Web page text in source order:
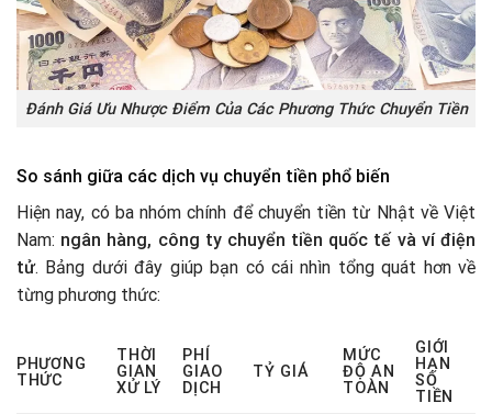
Đánh Giá Ưu Nhược Điểm Của Các Phương Thức Chuyển Tiền
So sánh giữa các dịch vụ chuyển tiền phổ biến
Hiện nay, có ba nhóm chính để chuyển tiền từ Nhật về Việt
Nam: ngân hàng, công ty chuyển tiền quốc tế và ví điện
tử. Bảng dưới đây giúp bạn có cái nhìn tổng quát hơn về
từng phương thức:
PHƯƠNG
THỨC
THỜI
GIAN
XỬ LÝ
PHÍ
GIAO
DỊCH
TỶ GIÁ
MỨC
ĐỘ AN
TOÀN
GIỚI
HẠN
SỐ
TIỀN